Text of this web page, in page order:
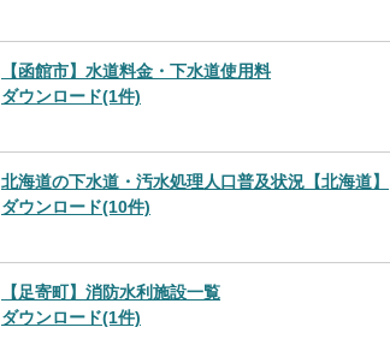
【函館市】水道料金・下水道使用料
ダウンロード(1件)
北海道の下水道・汚水処理人口普及状況【北海道】
ダウンロード(10件)
【足寄町】消防水利施設一覧
ダウンロード(1件)